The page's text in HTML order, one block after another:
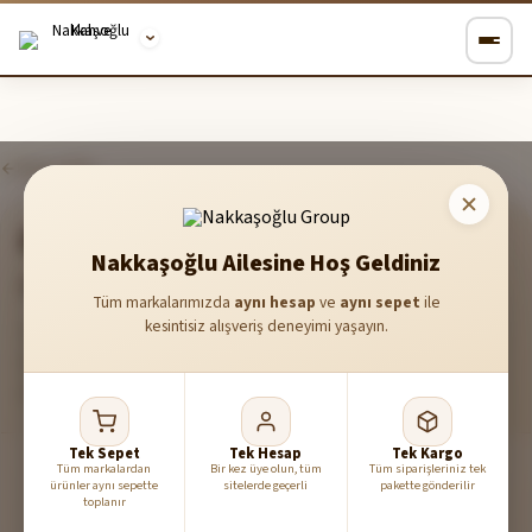
Nakkaşoğlu Ailesine Hoş Geldiniz
Tüm markalarımızda aynı hesap ve aynı sepet ile
kesintisiz alışveriş deneyimi yaşayın.
Tek Sepet
Tüm markalardan
ürünler aynı sepette
toplanır
Tek Hesap
Bir kez üye olun, tüm
sitelerde geçerli
Tek Kargo
Tüm siparişleriniz tek
pakette gönderilir
Blog'a Dön
Filtre Kahve Rehberi: Başlangıçtan Ustalığa
Filtre kahve, dünyada en yaygın tüketilen kahve türlerinden
profesyonel filtre kahve hazırlamayı öğrenin.